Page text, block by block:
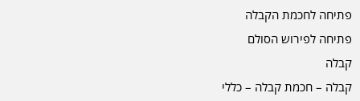
פתיחה לחכמת הקבלה
פתיחה לפירוש הסולם
קבלה
קבלה – חכמת קבלה – כללי